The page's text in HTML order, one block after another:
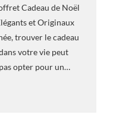
Cadeau de Noël
et Originaux
trouver le cadeau
votre vie peut
opter pour un…